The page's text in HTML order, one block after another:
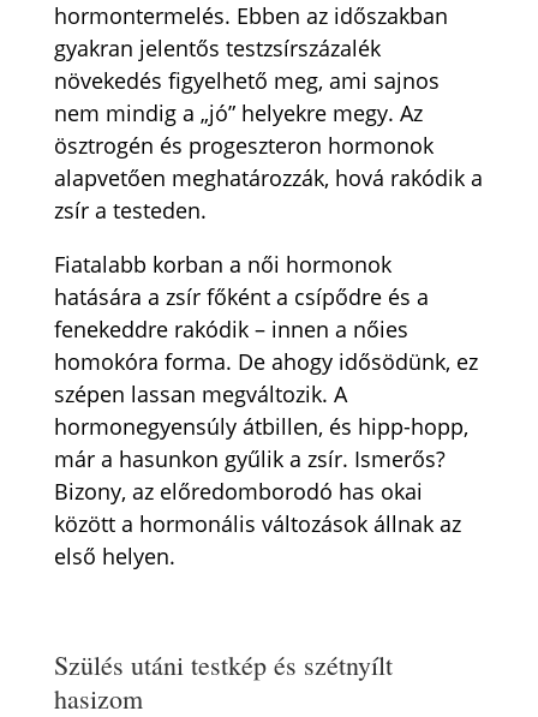
hormontermelés. Ebben az időszakban
gyakran jelentős testzsírszázalék
növekedés figyelhető meg, ami sajnos
nem mindig a „jó” helyekre megy. Az
ösztrogén és progeszteron hormonok
alapvetően meghatározzák, hová rakódik a
zsír a testeden.
Fiatalabb korban a női hormonok
hatására a zsír főként a csípődre és a
fenekeddre rakódik – innen a nőies
homokóra forma. De ahogy idősödünk, ez
szépen lassan megváltozik. A
hormonegyensúly átbillen, és hipp-hopp,
már a hasunkon gyűlik a zsír. Ismerős?
Bizony, az előredomborodó has okai
között a hormonális változások állnak az
első helyen.
Szülés utáni testkép és szétnyílt
hasizom